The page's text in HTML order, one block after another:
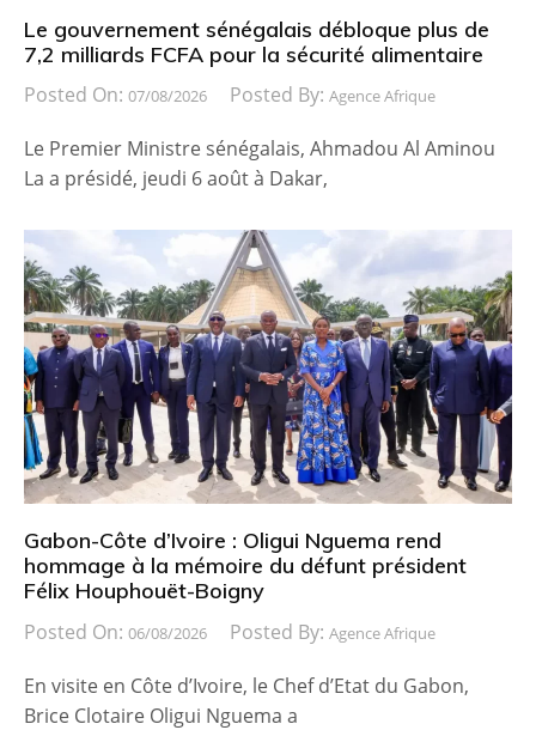
Le gouvernement sénégalais débloque plus de
7,2 milliards FCFA pour la sécurité alimentaire
Posted On: 07/08/2026 Posted By: Agence Afrique
Le Premier Ministre sénégalais, Ahmadou Al Aminou
La a présidé, jeudi 6 août à Dakar,
Gabon-Côte d’Ivoire : Oligui Nguema rend
hommage à la mémoire du défunt président
Félix Houphouët-Boigny
Posted On: 06/08/2026 Posted By: Agence Afrique
En visite en Côte d’Ivoire, le Chef d’Etat du Gabon,
Brice Clotaire Oligui Nguema a